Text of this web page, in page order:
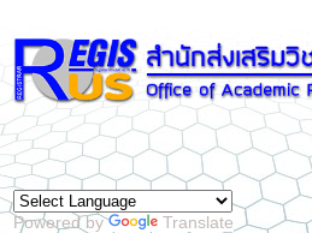
Powered by Translate